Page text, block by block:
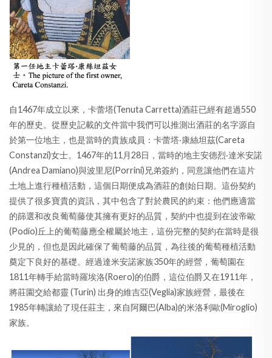
自1467年成立以來，卡蕾塔(Tenuta Carretta)酒莊已經有超過550
年的歷史。從歷史記載的文件當中我們可以推測出酒莊的名字源自
於第一位地主，也是當時的貴族成員：卡蕾塔‧康絲坦茲(Careta
Constanzi)女士。1467年的11月28日，當時的地主安德烈‧達米安諾
(Andrea Damiano)與波里尼(Porrini)兄弟簽約，同意讓他們在這片
土地上進行種植活動，這個日期便成為酒莊的創始日期。這份契約
提供了很多寶貴的資訊，其中包含了對於農民的約束：他們應適當
的篩選和改良葡萄藤使其擁有更好的品質，契約中也提到在波帝歐
(Podio)丘上的葡萄藤應全權屬於地主，這份完整的契約在當時是很
少見的，但也是因此確保了葡萄藤的品質，為往後的葡萄種植活動
奠定下良好的基礎。經過達米安諾家族350年的經營，葡萄園在
1811年轉手給當時羅埃洛(Roero)的伯爵，這位伯爵又在1911年，
將莊園交給都靈 (Turin) 出身的維吉亞(Veglia)家族經營，最後在
1985年轉讓給了現任莊主，來自阿爾巴(Alba)的米洛利歐(Miroglio)
家族。